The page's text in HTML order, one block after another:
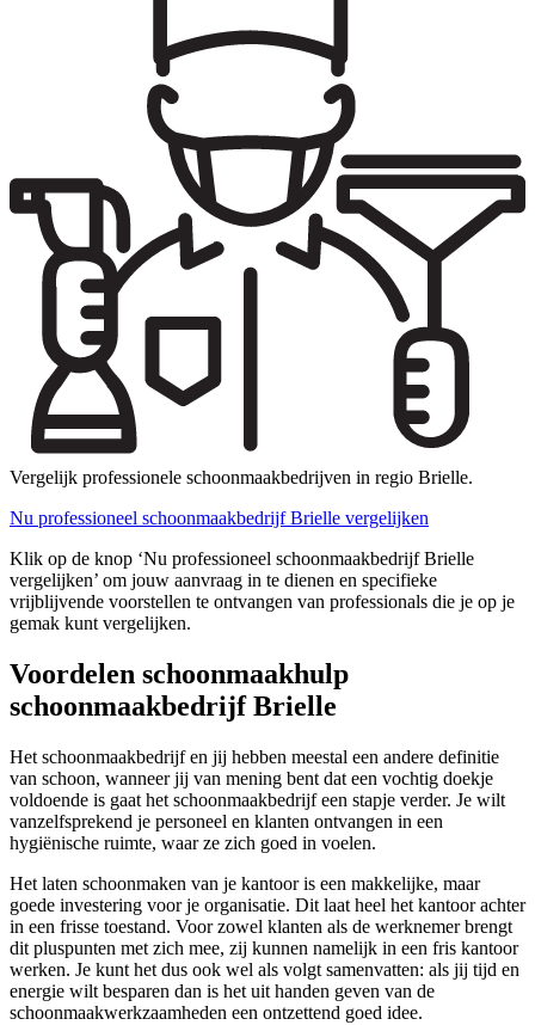
Vergelijk professionele schoonmaakbedrijven in regio Brielle.
Nu professioneel schoonmaakbedrijf Brielle vergelijken
Klik op de knop ‘Nu professioneel schoonmaakbedrijf Brielle
vergelijken’ om jouw aanvraag in te dienen en specifieke
vrijblijvende voorstellen te ontvangen van professionals die je op je
gemak kunt vergelijken.
Voordelen schoonmaakhulp
schoonmaakbedrijf Brielle
Het schoonmaakbedrijf en jij hebben meestal een andere definitie
van schoon, wanneer jij van mening bent dat een vochtig doekje
voldoende is gaat het schoonmaakbedrijf een stapje verder. Je wilt
vanzelfsprekend je personeel en klanten ontvangen in een
hygiënische ruimte, waar ze zich goed in voelen.
Het laten schoonmaken van je kantoor is een makkelijke, maar
goede investering voor je organisatie. Dit laat heel het kantoor achter
in een frisse toestand. Voor zowel klanten als de werknemer brengt
dit pluspunten met zich mee, zij kunnen namelijk in een fris kantoor
werken. Je kunt het dus ook wel als volgt samenvatten: als jij tijd en
energie wilt besparen dan is het uit handen geven van de
schoonmaakwerkzaamheden een ontzettend goed idee.